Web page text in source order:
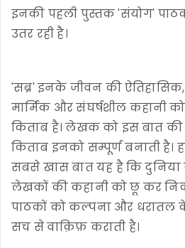
इनकी पहली पुस्तक 'संयोग'
उतर रही है।
'सब्र' इनके जीवन की
मार्मिक और संघर्षशील कहानी
किताब है। लेखक को इस बात की
किताब इनको सम्पूर्ण बनाती है।
सबसे खास बात यह है कि
लेखकों की कहानी को छू कर
पाठकों को कल्पना और धरातल
सच से वाक़िफ़ कराती है।